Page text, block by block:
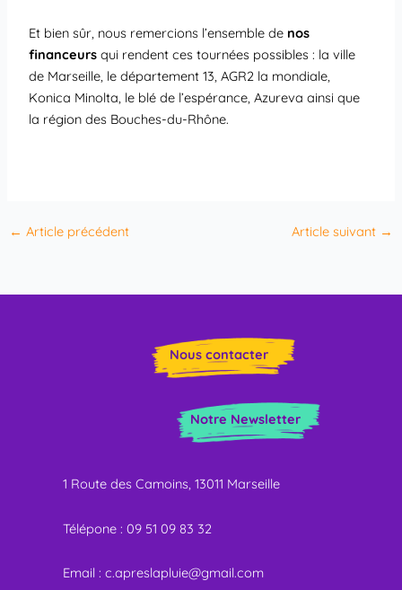
Et bien sûr, nous remercions l’ensemble de nos
financeurs qui rendent ces tournées possibles : la ville
de Marseille, le département 13, AGR2 la mondiale,
Konica Minolta, le blé de l’espérance, Azureva ainsi que
la région des Bouches-du-Rhône.
← Article précédent Article suivant →
Nous contacter
Notre Newsletter
1 Route des Camoins, 13011 Marseille
Télépone : 09 51 09 83 32
Email : c.apreslapluie@gmail.com